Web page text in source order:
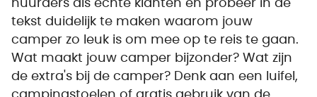
huurders als echte klanten en probeer in de
tekst duidelijk te maken waarom jouw
camper zo leuk is om mee op te reis te gaan.
Wat maakt jouw camper bijzonder? Wat zijn
de extra's bij de camper? Denk aan een luifel,